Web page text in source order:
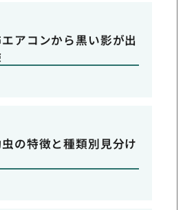
アコンから黒い影が出
の特徴と種類別見分け